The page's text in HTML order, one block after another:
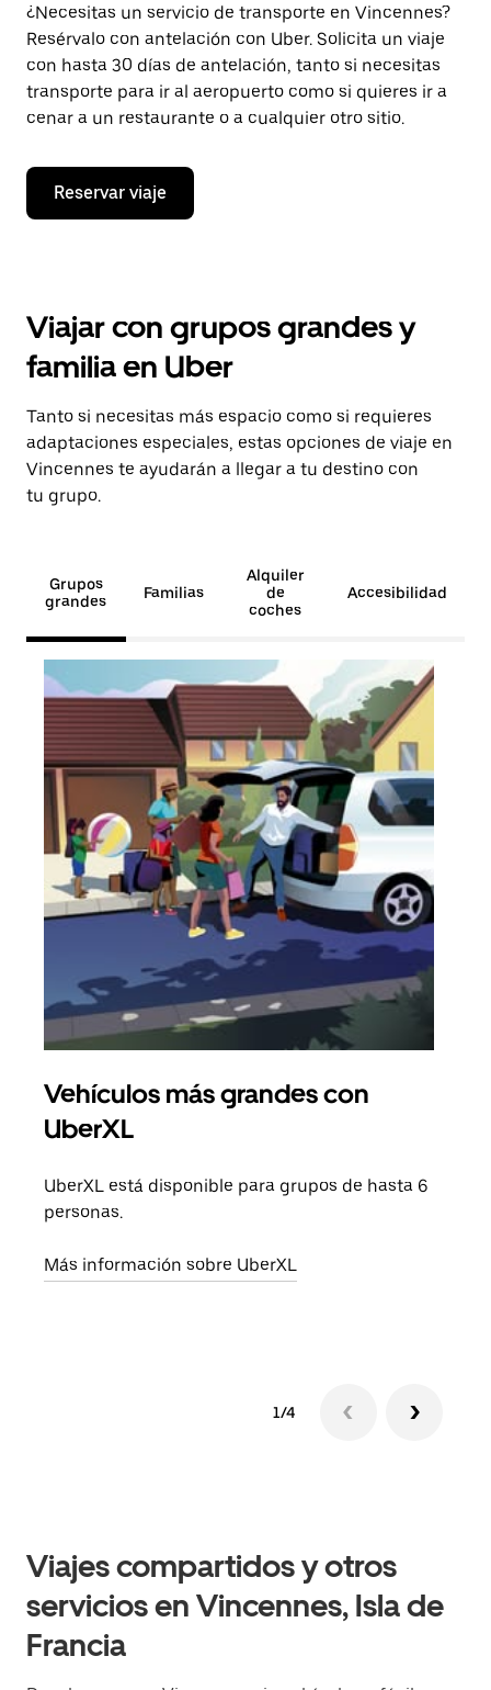
¿Necesitas un servicio de transporte en Vincennes?
Resérvalo con antelación con Uber. Solicita un viaje
con hasta 30 días de antelación, tanto si necesitas
transporte para ir al aeropuerto como si quieres ir a
cenar a un restaurante o a cualquier otro sitio.
Reservar viaje
Viajar con grupos grandes y
familia en Uber
Tanto si necesitas más espacio como si requieres
adaptaciones especiales, estas opciones de viaje en
Vincennes te ayudarán a llegar a tu destino con
tu grupo.
Grupos
grandes
Familias
Alquiler
de
coches
Accesibilidad
Vehículos más grandes con
UberXL
UberXL está disponible para grupos de hasta 6
personas.
Más información sobre UberXL
1/4
Viajes compartidos y otros
servicios en Vincennes, Isla de
Francia